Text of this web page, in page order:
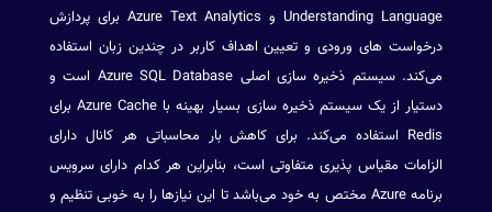
Understanding Language و Azure Text Analytics برای پردازش
درخواست های ورودی و تعیین اهداف کاربر در چندین زبان استفاده
می‌کند. سیستم ذخیره سازی اصلی Azure SQL Database است و
دستیار از یک سیستم ذخیره سازی بسیار بهینه با Azure Cache برای
Redis استفاده می‌کند. برای کاهش بار محاسباتی هر کانال دارای
الزامات مقیاس پذیری متفاوتی است، بنابراین هر کدام دارای سرویس
برنامه Azure مختص به خود می‌باشد تا این نیازها را به خوبی تنظیم و